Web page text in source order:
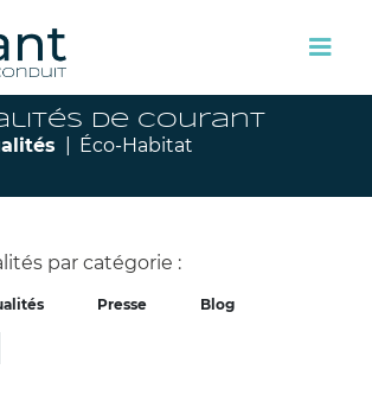
de Courant
Éco-Habitat
par catégorie :
Presse Blog